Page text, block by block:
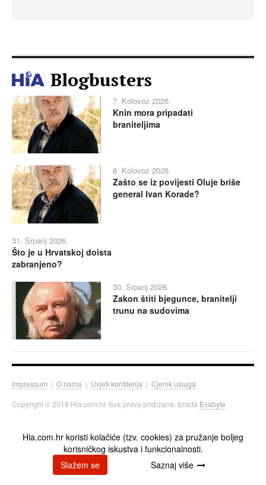
Blogbusters
7. Kolovoz 2026.
Knin mora pripadati
braniteljima
6. Kolovoz 2026.
Zašto se iz povijesti Oluje briše
general Ivan Korade?
31. Srpanj 2026.
Što je u Hrvatskoj doista
zabranjeno?
30. Srpanj 2026.
Zakon štiti bjegunce, branitelji
trunu na sudovima
Impressum | O nama | Uvjeti korištenja | Cjenik usluga
Copyright © 2018 Hia.com.hr. Sva prava pridržana. Izrada Exabyte
Hia.com.hr koristi kolačiće (tzv. cookies) za pružanje boljeg
korisničkog iskustva i funkcionalnosti.
Slažem se
Saznaj više